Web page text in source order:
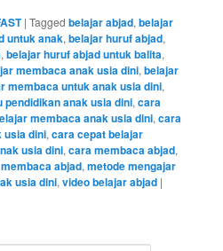
|Tagged belajar abjad,belajar
untuk anak,belajar huruf abjad,
,belajar huruf abjad untuk balita,
membaca anak usia dini,belajar
membaca untuk anak usia dini,
pendidikan anak usia dini,cara
membaca anak usia dini,cara
usia dini,cara cepat belajar
usia dini,cara membaca abjad,
membaca abjad,metode mengajar
usia dini,video belajar abjad |